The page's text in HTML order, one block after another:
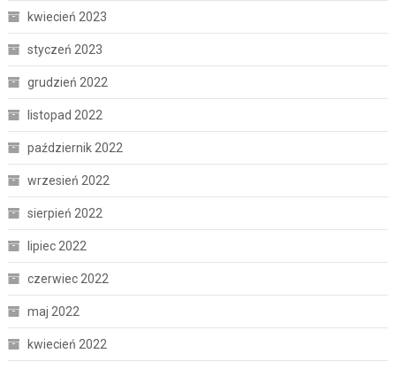
kwiecień 2023
styczeń 2023
grudzień 2022
listopad 2022
październik 2022
wrzesień 2022
sierpień 2022
lipiec 2022
czerwiec 2022
maj 2022
kwiecień 2022